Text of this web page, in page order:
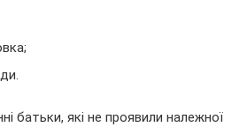
батьки, які не проявили належної